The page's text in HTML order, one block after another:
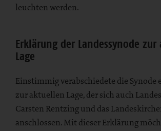
leuchten werden.
Erklärung der Landessynode
Lage
Einstimmig verabschiedete die Synode
zur aktuellen Lage, der sich auch
Carsten Rentzing und das
anschlossen. Mit dieser Erklärung